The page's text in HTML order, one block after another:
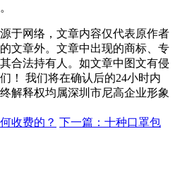
于网络，文章内容仅代表原作者
文章外。文章中出现的商标、专
合法持有人。如文章中图文有侵
！ 我们将在确认后的24小时内
解释权均属深圳市尼高企业形象
收费的？ 下一篇：十种口罩包